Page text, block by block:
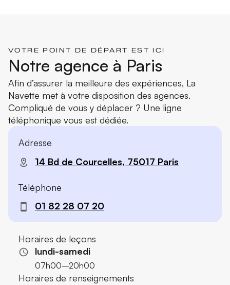
VOTRE POINT DE DÉPART EST ICI
Notre agence à Paris
Afin d’assurer la meilleure des expériences, La
Navette met à votre disposition des agences.
Compliqué de vous y déplacer ? Une ligne
téléphonique vous est dédiée.
Adresse
14 Bd de Courcelles, 75017 Paris
Téléphone
01 82 28 07 20
Horaires de leçons
lundi-samedi
07h00–20h00
Horaires de renseignements